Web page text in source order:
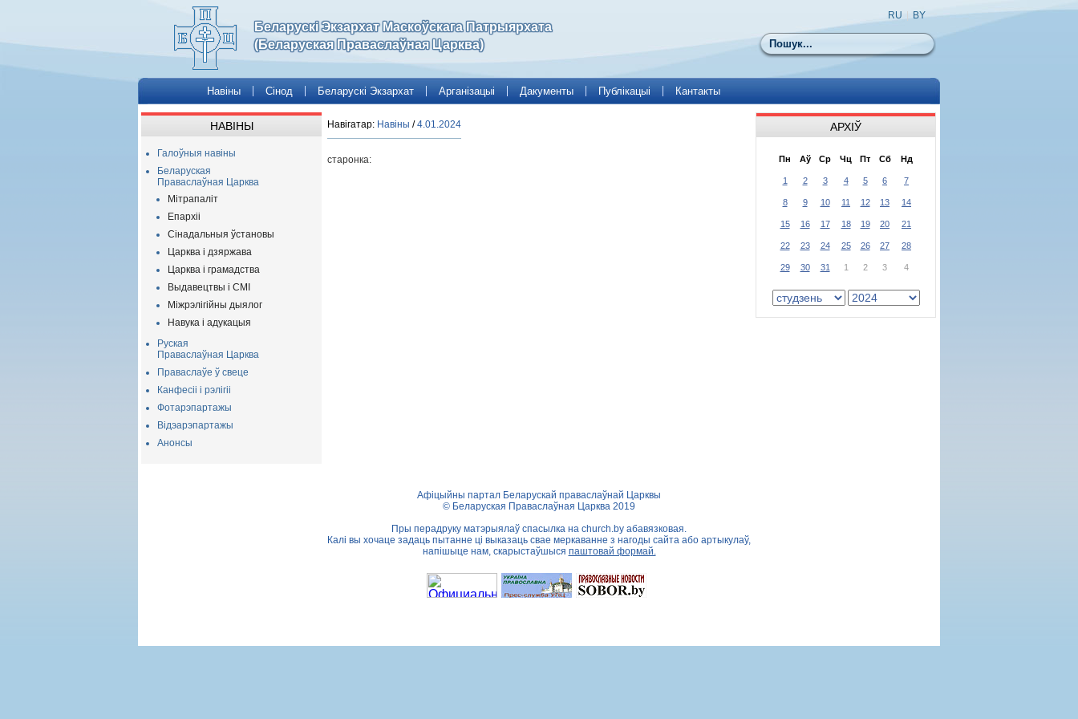
Беларускі Экзархат Маскоўскага Патрыярхата
(Беларуская Праваслаўная Царква)
Пошук
RU BY
Навіны Сінод Беларускі Экзархат Арганізацыі Дакументы Публікацыі Кантакты
НАВІНЫ
Галоўныя навіны
Беларуская
Праваслаўная Царква
Мітрапаліт
Епархіі
Сінадальныя ўстановы
Царква і дзяржава
Царква і грамадства
Выдавецтвы і СМІ
Міжрэлігійны дыялог
Навука і адукацыя
Руская
Праваслаўная Царква
Праваслаўе ў свеце
Канфесіі і рэлігіі
Фотарэпартажы
Відэарэпартажы
Анонсы
Навігатар: Навіны /4.01.2024
старонка:
АРХІЎ
Пн Аў Ср Чц Пт Сб Нд
1 2 3 4 5 6 7
8 9 10 11 12 13 14
15 16 17 18 19 20 21
22 23 24 25 26 27 28
29 30 31 1 2 3 4
Афіцыйны партал Беларускай праваслаўнай Царквы
© Беларуская Праваслаўная Царква 2019
Пры перадруку матэрыялаў спасылка на church.by абавязковая.
Калі вы хочаце задаць пытанне ці выказаць свае меркаванне з нагоды сайта або артыкулаў,
напішыце нам, скарыстаўшыся паштовай формай.